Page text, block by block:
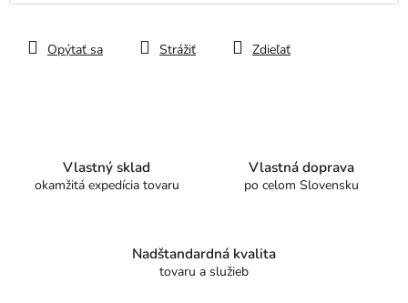
Opýtať sa Strážiť Zdieľať
Vlastný sklad
okamžitá expedícia tovaru
Vlastná doprava
po celom Slovensku
Nadštandardná kvalita
tovaru a služieb